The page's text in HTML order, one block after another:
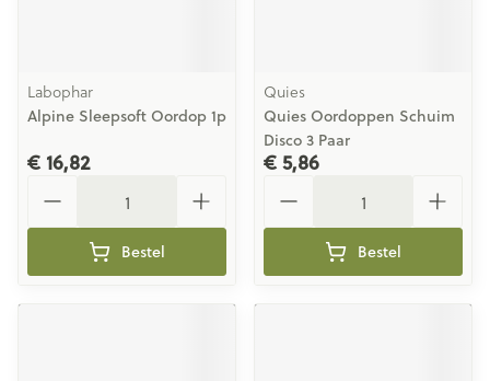
Labophar
Alpine Sleepsoft Oordop 1p
€ 16,82
Bestel
Quies
Quies Oordoppen Schuim
Disco 3 Paar
€ 5,86
Bestel